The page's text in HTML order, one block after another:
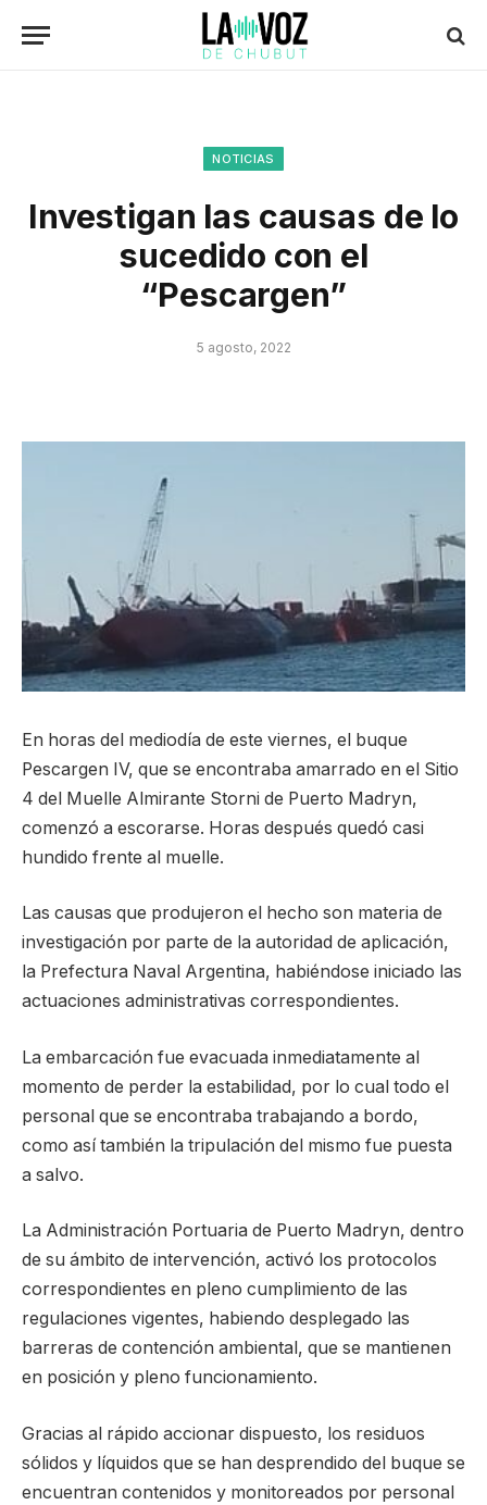
NOTICIAS
Investigan las causas de lo
sucedido con el
“Pescargen”
5 agosto, 2022
En horas del mediodía de este viernes, el buque
Pescargen IV, que se encontraba amarrado en el Sitio
4 del Muelle Almirante Storni de Puerto Madryn,
comenzó a escorarse. Horas después quedó casi
hundido frente al muelle.
Las causas que produjeron el hecho son materia de
investigación por parte de la autoridad de aplicación,
la Prefectura Naval Argentina, habiéndose iniciado las
actuaciones administrativas correspondientes.
La embarcación fue evacuada inmediatamente al
momento de perder la estabilidad, por lo cual todo el
personal que se encontraba trabajando a bordo,
como así también la tripulación del mismo fue puesta
a salvo.
La Administración Portuaria de Puerto Madryn, dentro
de su ámbito de intervención, activó los protocolos
correspondientes en pleno cumplimiento de las
regulaciones vigentes, habiendo desplegado las
barreras de contención ambiental, que se mantienen
en posición y pleno funcionamiento.
Gracias al rápido accionar dispuesto, los residuos
sólidos y líquidos que se han desprendido del buque se
encuentran contenidos y monitoreados por personal